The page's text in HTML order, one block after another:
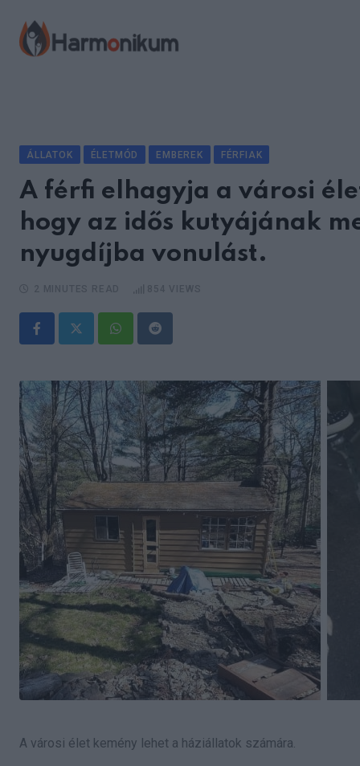
content
ÁLLATOK ÉLETMÓD EMBEREK FÉRFIAK
A férfi elhagyja a városi
hogy az idős kutyájának
nyugdíjba vonulást.
WhatsappReddit
A városi élet kemény lehet a háziállatok számára.